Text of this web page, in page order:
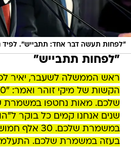
"לפחות תעשה דבר אחד: תתבייש". לפיד
"לפחות תתבייש"
ראש הממשלה לשעבר, יאיר
שלכם. מאות נחטפו במשמרת
שנים אנחנו קמים כל בוקר
במשמרת שלכם.
בעזה במשמרת שלכם.